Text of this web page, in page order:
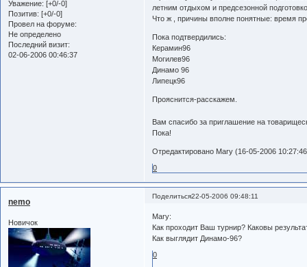
Уважение: [+0/-0]
Позитив: [+0/-0]
Провел на форуме:
Не определено
Последний визит:
02-06-2006 00:46:37
летним отдыхом и предсезонной
Что ж , причины вполне понятные: время
Пока подтвердились:
Керамин96
Могилев96
Динамо 96
Липецк96
Прояснится-расскажем.
Вам спасибо за приглашение на
Пока!
Отредактировано Mary (16-05-2006
0
Поделиться22-05-2006 09:48:11
nemo
Новичок
Mary:
Как проходит Ваш турнир? Каковы
Как выглядит Динамо-96?
0